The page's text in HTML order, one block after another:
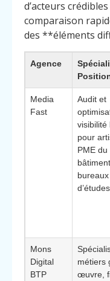
d’acteurs
comparaison
des **éléments
Agence
Media
Fast
Audit et
visibilité
pour
PME du
bureaux
d’études
Mons
Digital
BTP
métiers
œuvre,